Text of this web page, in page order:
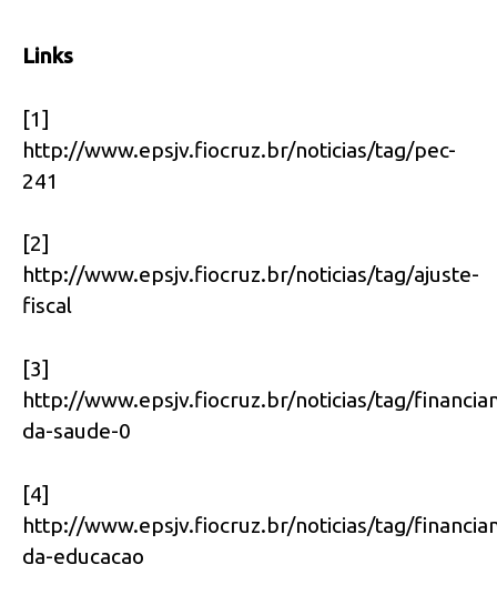
Links
[1]
http://www.epsjv.fiocruz.br/noticias/tag/pec-
241
[2]
http://www.epsjv.fiocruz.br/noticias/tag/ajuste-
fiscal
[3]
http://www.epsjv.fiocruz.br/noticias/tag/
da-saude-0
[4]
http://www.epsjv.fiocruz.br/noticias/tag/
da-educacao